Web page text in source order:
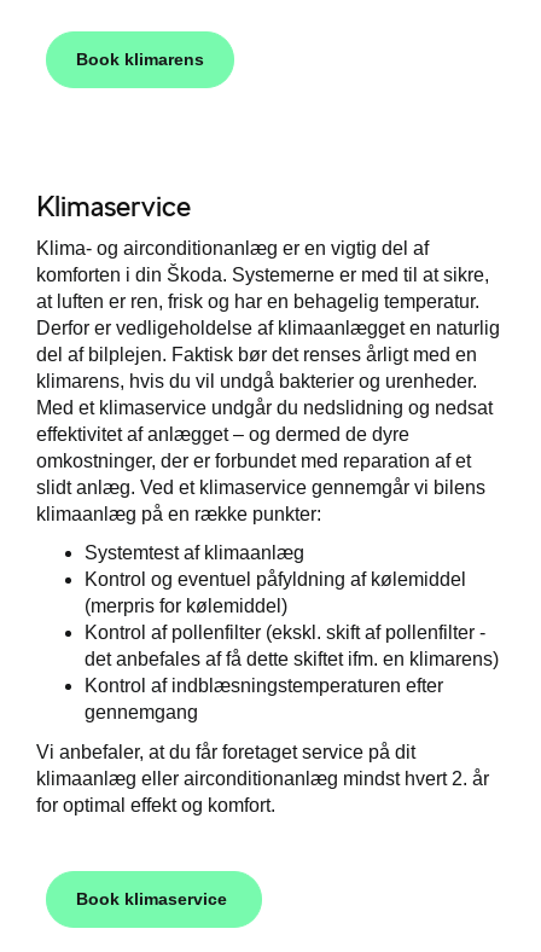
Book klimarens
Klimaservice
Klima- og airconditionanlæg er en vigtig del af
komforten i din Škoda. Systemerne er med til at sikre,
at luften er ren, frisk og har en behagelig temperatur.
Derfor er vedligeholdelse af klimaanlægget en naturlig
del af bilplejen. Faktisk bør det renses årligt med en
klimarens, hvis du vil undgå bakterier og urenheder.
Med et klimaservice undgår du nedslidning og nedsat
effektivitet af anlægget – og dermed de dyre
omkostninger, der er forbundet med reparation af et
slidt anlæg. Ved et klimaservice gennemgår vi bilens
klimaanlæg på en række punkter:
Systemtest af klimaanlæg
Kontrol og eventuel påfyldning af kølemiddel
(merpris for kølemiddel)
Kontrol af pollenfilter (ekskl. skift af pollenfilter -
det anbefales af få dette skiftet ifm. en klimarens)
Kontrol af indblæsningstemperaturen efter
gennemgang
Vi anbefaler, at du får foretaget service på dit
klimaanlæg eller airconditionanlæg mindst hvert 2. år
for optimal effekt og komfort.
Book klimaservice